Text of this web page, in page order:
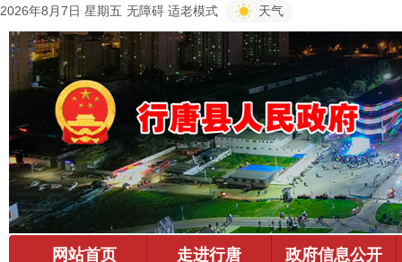
2026年8月7日 星期五 无障碍 适老模式 天气